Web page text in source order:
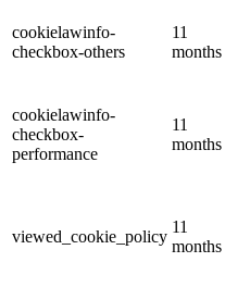
cookielawinfo-
checkbox-others
11
months
cookielawinfo-
checkbox-
performance
11
months
viewed_cookie_policy
11
months